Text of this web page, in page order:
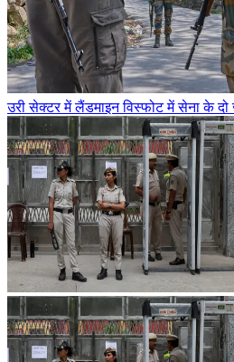
उरी सेक्टर में लैंडमाइन विस्फोट में सेना के